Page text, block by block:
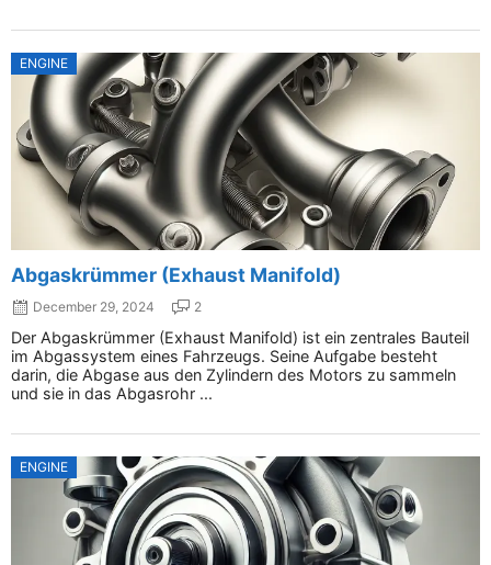
ENGINE
Abgaskrümmer (Exhaust Manifold)
December 29, 2024 2
Der Abgaskrümmer (Exhaust Manifold) ist ein zentrales Bauteil
im Abgassystem eines Fahrzeugs. Seine Aufgabe besteht
darin, die Abgase aus den Zylindern des Motors zu sammeln
und sie in das Abgasrohr ...
ENGINE